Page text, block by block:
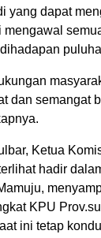
yang dapat
dan semangat
Ketua
hadir
KPU
ini tetap